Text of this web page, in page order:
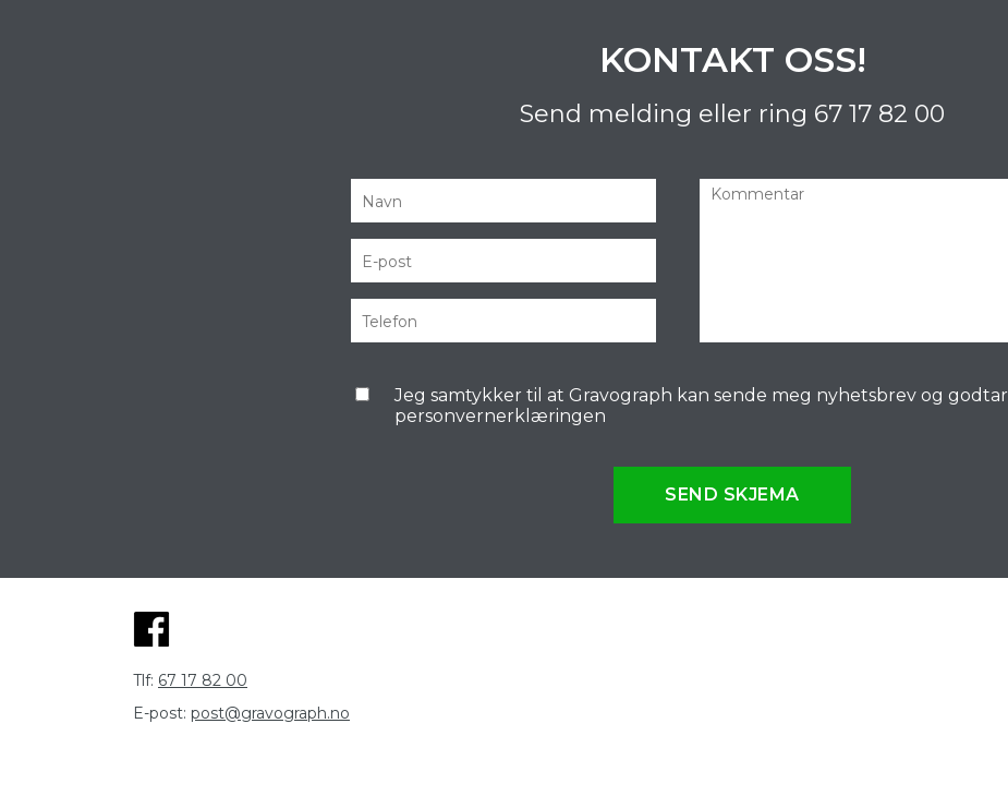
KONTAKT OSS!
Send melding eller ring 67 17 82 00
Jeg samtykker til at Gravograph kan sende meg nyhetsbrev og godtar
personvernerklæringen
SEND SKJEMA
Tlf: 67 17 82 00
E-post: post@gravograph.no